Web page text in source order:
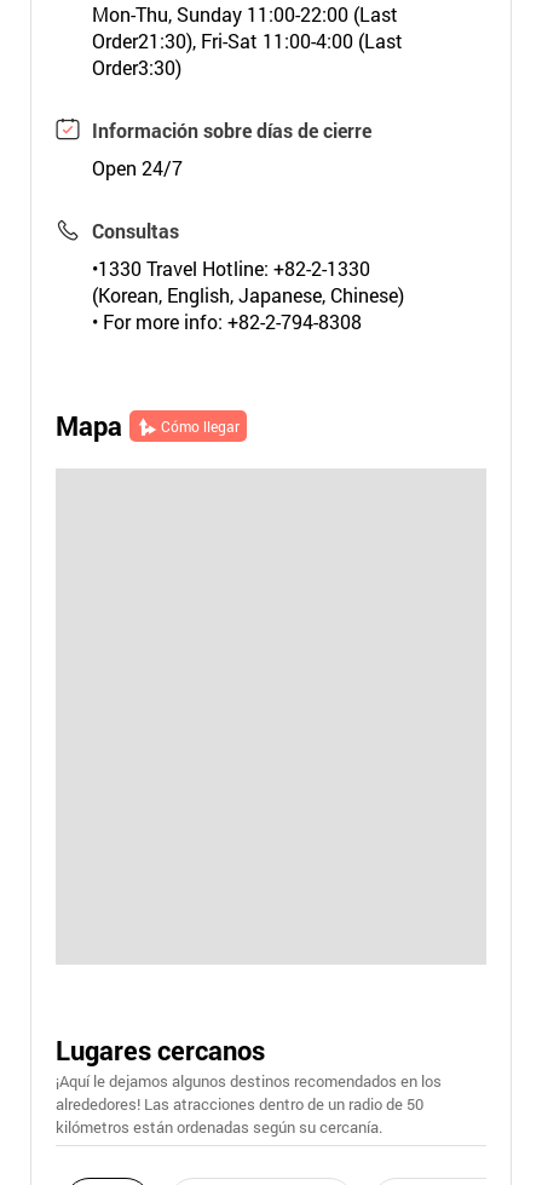
Mon-Thu, Sunday 11:00-22:00 (Last
Order21:30), Fri-Sat 11:00-4:00 (Last
Order3:30)
Información sobre días de cierre
Open 24/7
Consultas
•1330 Travel Hotline: +82-2-1330
(Korean, English, Japanese, Chinese)
• For more info: +82-2-794-8308
Mapa Cómo llegar
Lugares cercanos
¡Aquí le dejamos algunos destinos recomendados en los
alrededores! Las atracciones dentro de un radio de 50
kilómetros están ordenadas según su cercanía.